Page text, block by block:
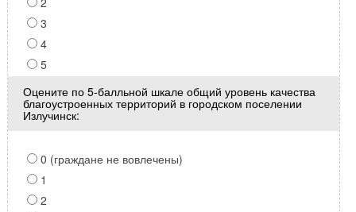
3
4
5
Оцените по 5-балльной шкале общий уровень качества
благоустроенных территорий в городском поселении
Излучинск:
0 (граждане не вовлечены)
1
2